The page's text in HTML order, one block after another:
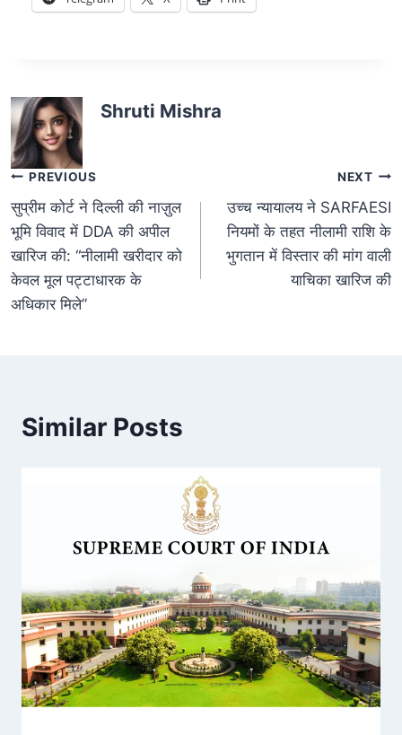
Shruti Mishra
PREVIOUS
सुप्रीम कोर्ट ने दिल्ली की नाज़ुल
भूमि विवाद में DDA की अपील
खारिज की: “नीलामी खरीदार को
केवल मूल पट्टाधारक के
अधिकार मिले”
NEXT
उच्च न्यायालय ने SARFAESI
नियमों के तहत नीलामी राशि के
भुगतान में विस्तार की मांग वाली
याचिका खारिज की
Similar Posts